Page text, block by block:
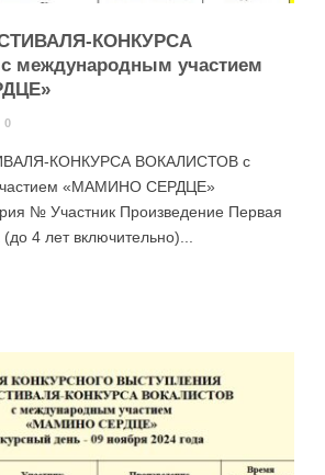
КОНКУРСА
международным участием
0
КОНКУРСА ВОКАЛИСТОВ с
«МАМИНО СЕРДЦЕ»
№ Участник Произведение Первая
4 лет включительно)...